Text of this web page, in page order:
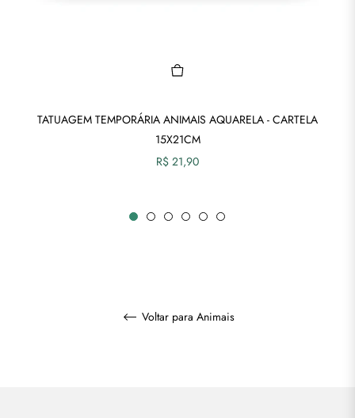
TATUAGEM TEMPORÁRIA ANIMAIS AQUARELA - CARTELA
15X21CM
Preço
R$ 21,90
Voltar para Animais